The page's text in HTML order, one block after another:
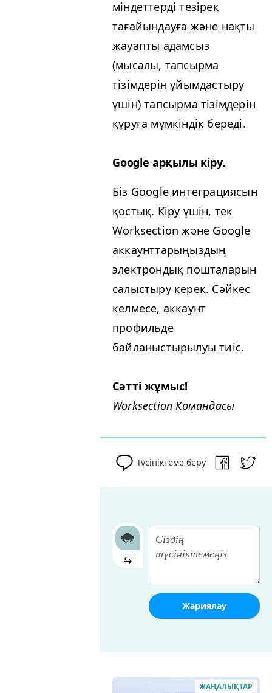
міндеттерді тезірек
тағайындауға және нақты
жауапты адамсыз
(мысалы, тапсырма
тізімдерін ұйымдастыру
үшін) тапсырма тізімдерін
құруға мүмкіндік береді.
Google арқылы кіру.
Біз Google интеграциясын
қостық. Кіру үшін, тек
Work­sec­tion және Google
аккаунттарыңыздың
электрондық пошталарын
салыстыру керек. Сәйкес
келмесе, аккаунт
профильде
байланыстырылуы тиіс.
Сәтті жұмыс!
Work­sec­tion Командасы
Түсініктеме беру
⇆
Жариялау
ЖАҢАЛЫҚТАР